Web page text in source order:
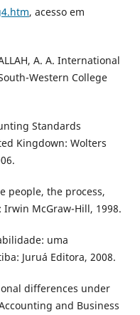
, acesso em
A. A. International
Western College
Standards
Kingdown: Wolters
people, the process,
Irwin McGraw-Hill, 1998.
uma
Juruá Editora, 2008.
differences under
and Business